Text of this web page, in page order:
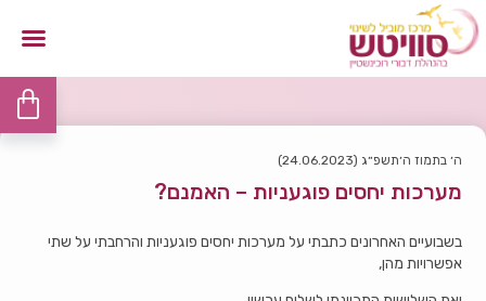
ה׳ בתמוז ה׳תשפ״ג (24.06.2023)
מערכות יחסים פוגעניות – האמנם?
בשבועיים האחרונים כתבתי על מערכות יחסים פוגעניות והרחבתי על שתי
אפשרויות מהן,